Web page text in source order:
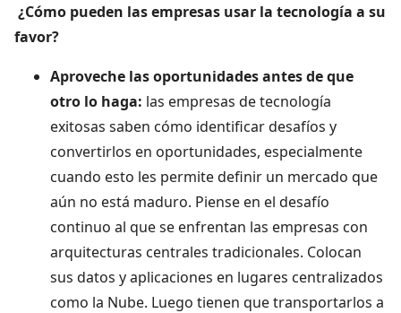
¿Cómo pueden las empresas usar la tecnología a su
favor?
Aproveche las oportunidades antes de que
otro lo haga: las empresas de tecnología
exitosas saben cómo identificar desafíos y
convertirlos en oportunidades, especialmente
cuando esto les permite definir un mercado que
aún no está maduro. Piense en el desafío
continuo al que se enfrentan las empresas con
arquitecturas centrales tradicionales. Colocan
sus datos y aplicaciones en lugares centralizados
como la Nube. Luego tienen que transportarlos a